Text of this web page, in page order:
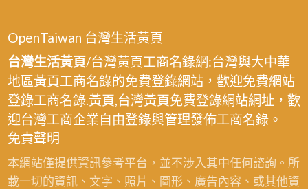
OpenTaiwan 台灣生活黃頁
台灣生活黃頁/台灣黃頁工商名錄網:台灣與大中華
地區黃頁工商名錄的免費登錄網站，歡迎免費網站
登錄工商名錄.黃頁,台灣黃頁免費登錄網站網址，歡
迎台灣工商企業自由登錄與管理發佈工商名錄。
免責聲明
本網站僅提供資訊參考平台，並不涉入其中任何諮詢。所
載一切的資訊、文字、照片、圖形、廣告內容、或其他資